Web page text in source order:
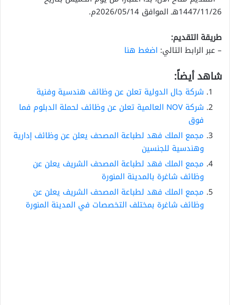
1447/11/26هـ الموافق 2026/05/14م.
طريقة التقديم:
– عبر الرابط التالي: اضغط هنا
شاهد أيضاً:
شركة جال الدولية تعلن عن وظائف هندسية وفنية
شركة NOV العالمية تعلن عن وظائف لحملة الدبلوم فما
فوق
مجمع الملك فهد لطباعة المصحف يعلن عن وظائف إدارية
وهندسية للجنسين
مجمع الملك فهد لطباعة المصحف الشريف يعلن عن
وظائف شاغرة بالمدينة المنورة
مجمع الملك فهد لطباعة المصحف الشريف يعلن عن
وظائف شاغرة بمختلف التخصصات في المدينة المنورة